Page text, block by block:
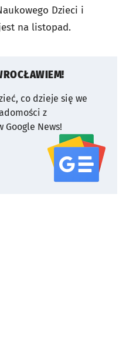
Dzieci i
na listopad.
co dzieje się we
z
Google News!
serwisu